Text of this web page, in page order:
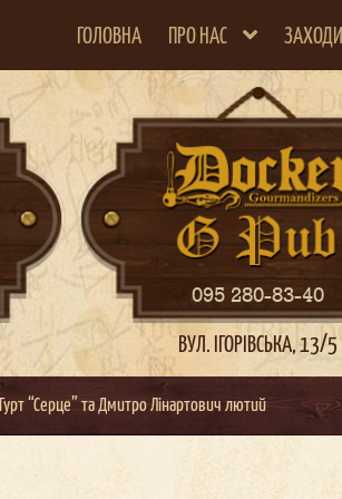
ГОЛОВНА ПРО НАС ЗАХОДИ
095 280-83-40
ВУЛ. ІГОРІВСЬКА, 13/5
Гурт “Серце” та Дмитро Лінартович лютий